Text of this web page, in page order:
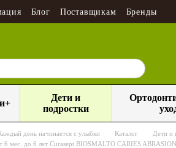
Блог Поставщикам Бренды
Дети и
подростки
день начинается с улыбки Каталог Дети и
6 мес. до 6 лет Curasept BIOSMALTO CARIES